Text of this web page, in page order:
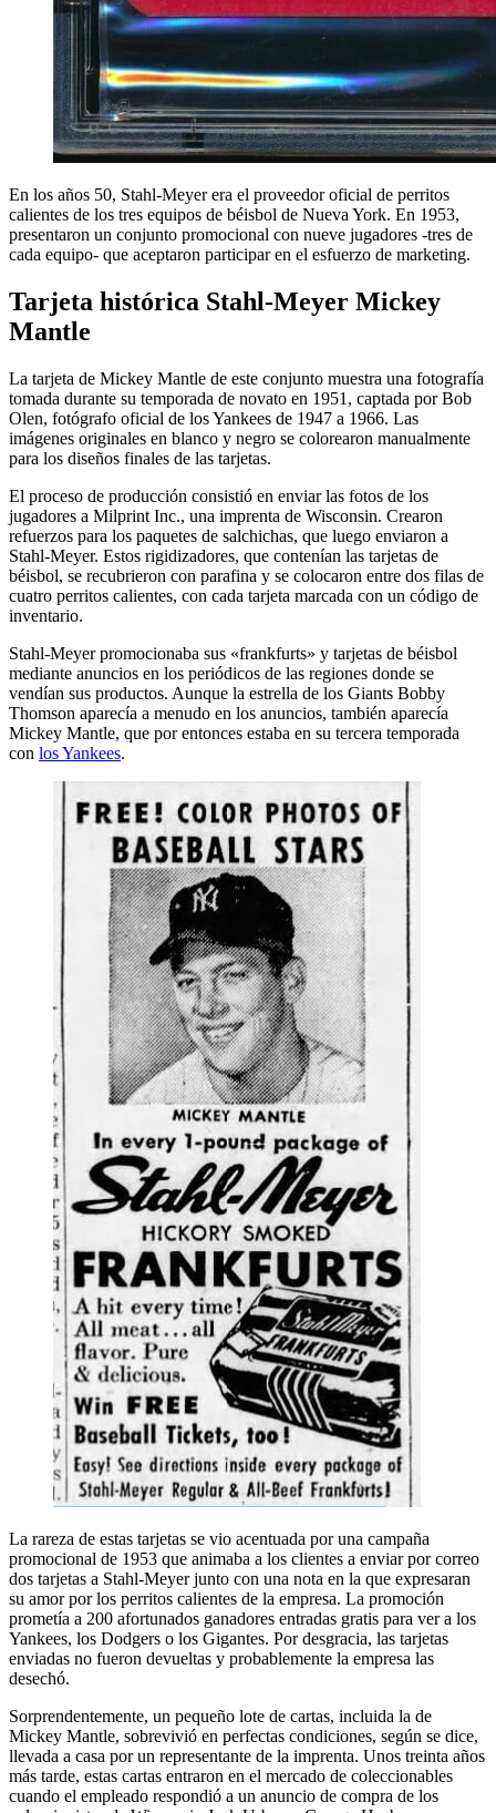
En los años 50, Stahl-Meyer era el proveedor oficial de perritos
calientes de los tres equipos de béisbol de Nueva York. En 1953,
presentaron un conjunto promocional con nueve jugadores -tres de
cada equipo- que aceptaron participar en el esfuerzo de marketing.
Tarjeta histórica Stahl-Meyer Mickey
Mantle
La tarjeta de Mickey Mantle de este conjunto muestra una fotografía
tomada durante su temporada de novato en 1951, captada por Bob
Olen, fotógrafo oficial de los Yankees de 1947 a 1966. Las
imágenes originales en blanco y negro se colorearon manualmente
para los diseños finales de las tarjetas.
El proceso de producción consistió en enviar las fotos de los
jugadores a Milprint Inc., una imprenta de Wisconsin. Crearon
refuerzos para los paquetes de salchichas, que luego enviaron a
Stahl-Meyer. Estos rigidizadores, que contenían las tarjetas de
béisbol, se recubrieron con parafina y se colocaron entre dos filas de
cuatro perritos calientes, con cada tarjeta marcada con un código de
inventario.
Stahl-Meyer promocionaba sus «frankfurts» y tarjetas de béisbol
mediante anuncios en los periódicos de las regiones donde se
vendían sus productos. Aunque la estrella de los Giants Bobby
Thomson aparecía a menudo en los anuncios, también aparecía
Mickey Mantle, que por entonces estaba en su tercera temporada
con los Yankees.
La rareza de estas tarjetas se vio acentuada por una campaña
promocional de 1953 que animaba a los clientes a enviar por correo
dos tarjetas a Stahl-Meyer junto con una nota en la que expresaran
su amor por los perritos calientes de la empresa. La promoción
prometía a 200 afortunados ganadores entradas gratis para ver a los
Yankees, los Dodgers o los Gigantes. Por desgracia, las tarjetas
enviadas no fueron devueltas y probablemente la empresa las
desechó.
Sorprendentemente, un pequeño lote de cartas, incluida la de
Mickey Mantle, sobrevivió en perfectas condiciones, según se dice,
llevada a casa por un representante de la imprenta. Unos treinta años
más tarde, estas cartas entraron en el mercado de coleccionables
cuando el empleado respondió a un anuncio de compra de los